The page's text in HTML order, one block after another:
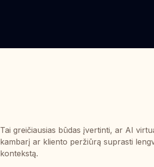
Tai greičiausias būdas įvertinti, ar AI
kambarį ar kliento peržiūrą suprasti
kontekstą.